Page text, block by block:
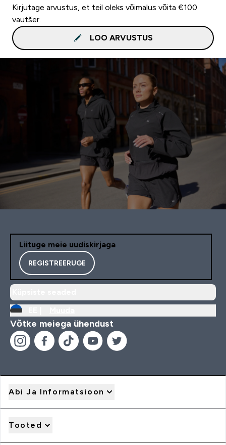
Kirjutage arvustus, et teil oleks võimalus võita €100
vautšer.
LOO ARVUSTUS
Liituge meie uudiskirjaga
REGISTREERUGE
Võtke meiega ühendust
Abi Ja Informatsioon
Tooted